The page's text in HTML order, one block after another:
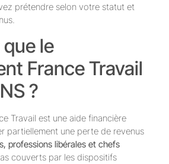
prétendre selon votre statut et
que le
France Travail
?
Travail est une aide financière
partiellement une perte de revenus
professions libérales et chefs
couverts par les dispositifs